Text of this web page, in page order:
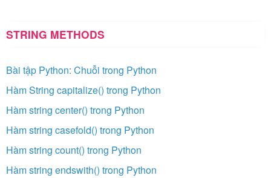
STRING METHODS
Bài tập Python: Chuỗi trong Python
Hàm String capitalize() trong Python
Hàm string center() trong Python
Hàm string casefold() trong Python
Hàm string count() trong Python
Hàm string endswith() trong Python